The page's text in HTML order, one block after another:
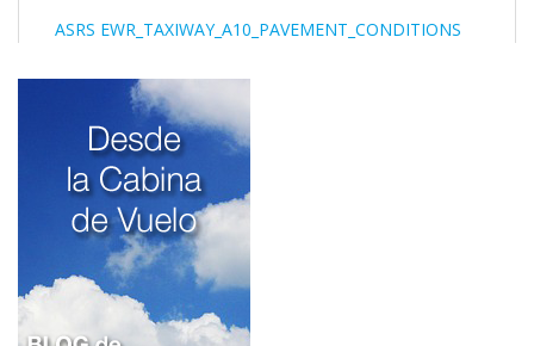
ASRS EWR_TAXIWAY_A10_PAVEMENT_CONDITIONS